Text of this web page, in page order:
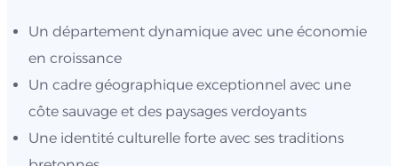
Un département dynamique avec une économie
en croissance
Un cadre géographique exceptionnel avec une
côte sauvage et des paysages verdoyants
Une identité culturelle forte avec ses traditions